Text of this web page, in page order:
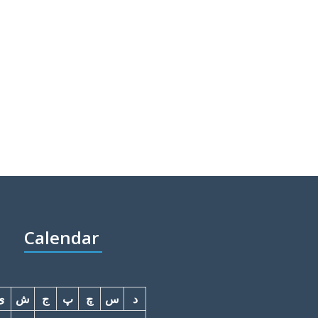
Calendar
د س چ پ ج ش